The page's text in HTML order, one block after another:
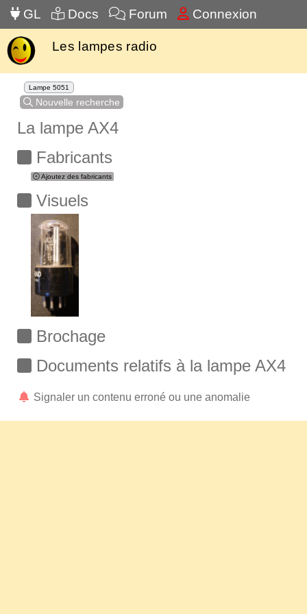
GL Docs Forum Connexion
Les lampes radio
Lampe 5051
Nouvelle recherche
La lampe AX4
Fabricants
Ajoutez des fabricants
Visuels
Brochage
Documents relatifs à la lampe AX4
Signaler un contenu erroné ou une anomalie